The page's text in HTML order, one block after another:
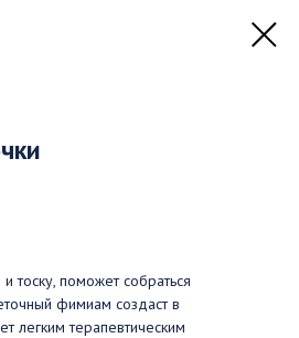
тоску, поможет собраться
фимиам создаст в
легким терапевтическим